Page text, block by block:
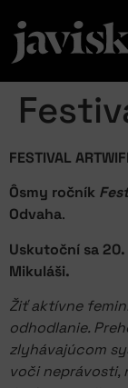
FESTIVAL
Ôsmy ročník
Odvaha.
Uskutoční sa
Mikuláši.
Žiť aktívne
odhodlanie.
zlyhávajúcom
voči neprávosti,